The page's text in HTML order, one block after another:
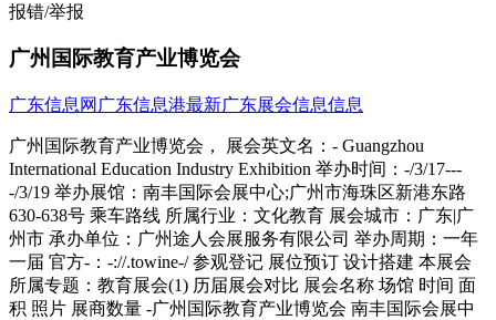
报错/举报
广州国际教育产业博览会
广东信息网 广东信息港最新广东展会信息信息
广州国际教育产业博览会， 展会英文名：- Guangzhou
International Education Industry Exhibition 举办时间：-/3/17---
-/3/19 举办展馆：南丰国际会展中心;广州市海珠区新港东路
630-638号 乘车路线 所属行业：文化教育 展会城市：广东|广
州市 承办单位：广州途人会展服务有限公司 举办周期：一年
一届 官方-：-://.towine-/ 参观登记 展位预订 设计搭建 本展会
所属专题：教育展会(1) 历届展会对比 展会名称 场馆 时间 面
积 照片 展商数量 -广州国际教育产业博览会 南丰国际会展中